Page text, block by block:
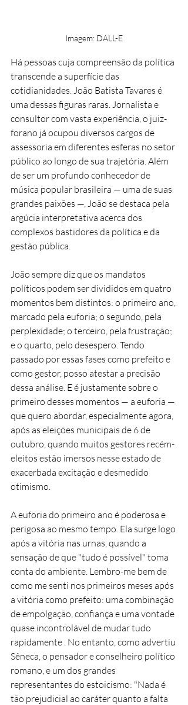
Imagem: DALL-E
Há pessoas cuja compreensão da política
transcende a superfície das
cotidianidades. João Batista Tavares é
uma dessas figuras raras. Jornalista e
consultor com vasta experiência, o juiz-
forano já ocupou diversos cargos de
assessoria em diferentes esferas no setor
público ao longo de sua trajetória. Além
de ser um profundo conhecedor de
música popular brasileira — uma de suas
grandes paixões —, João se destaca pela
argúcia interpretativa acerca dos
complexos bastidores da política e da
gestão pública.
João sempre diz que os mandatos
políticos podem ser divididos em quatro
momentos bem distintos: o primeiro ano,
marcado pela euforia; o segundo, pela
perplexidade; o terceiro, pela frustração;
e o quarto, pelo desespero. Tendo
passado por essas fases como prefeito e
como gestor, posso atestar a precisão
dessa análise. E é justamente sobre o
primeiro desses momentos — a euforia —
que quero abordar, especialmente agora,
após as eleições municipais de 6 de
outubro, quando muitos gestores recém-
eleitos estão imersos nesse estado de
exacerbada excitação e desmedido
otimismo.
A euforia do primeiro ano é poderosa e
perigosa ao mesmo tempo. Ela surge logo
após a vitória nas urnas, quando a
sensação de que "tudo é possível" toma
conta do ambiente. Lembro-me bem de
como me senti nos primeiros meses após
a vitória como prefeito: uma combinação
de empolgação, confiança e uma vontade
quase incontrolável de mudar tudo
rapidamente . No entanto, como advertiu
Sêneca, o pensador e conselheiro político
romano, e um dos grandes
representantes do estoicismo: "Nada é
tão prejudicial ao caráter quanto a falta